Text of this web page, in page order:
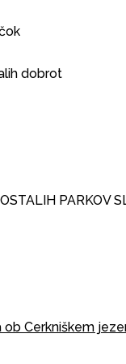
dobrot
PARKOV
ob Cerkniškem